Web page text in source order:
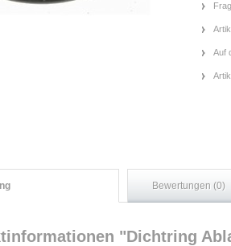
Auf
Bewertungen (0)
"Dichtring